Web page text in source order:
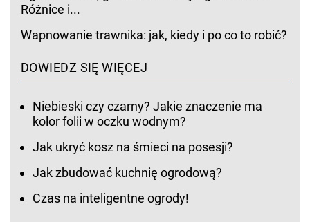
Różnice i...
Wapnowanie trawnika: jak, kiedy i po co to robić?
DOWIEDZ SIĘ WIĘCEJ
Niebieski czy czarny? Jakie znaczenie ma
kolor folii w oczku wodnym?
Jak ukryć kosz na śmieci na posesji?
Jak zbudować kuchnię ogrodową?
Czas na inteligentne ogrody!